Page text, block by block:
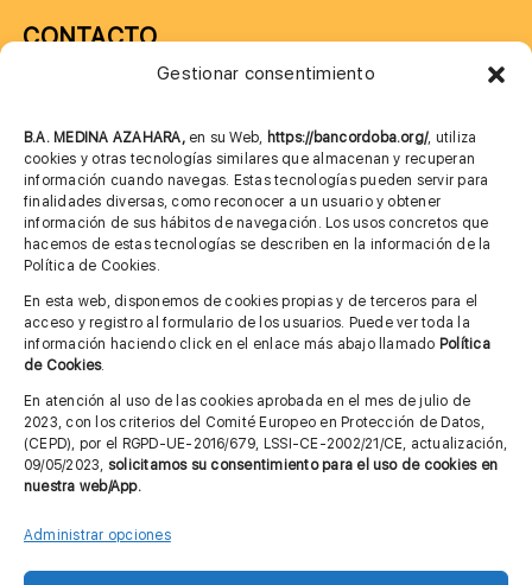
Gestionar consentimiento
B.A. MEDINA AZAHARA, en su Web, https://bancordoba.org/, utiliza
cookies y otras tecnologías similares que almacenan y recuperan
información cuando navegas. Estas tecnologías pueden servir para
finalidades diversas, como reconocer a un usuario y obtener
información de sus hábitos de navegación. Los usos concretos que
hacemos de estas tecnologías se describen en la información de la
Política de Cookies.
En esta web, disponemos de cookies propias y de terceros para el
acceso y registro al formulario de los usuarios. Puede ver toda la
información haciendo click en el enlace más abajo llamado Política
de Cookies.
En atención al uso de las cookies aprobada en el mes de julio de
2023, con los criterios del Comité Europeo en Protección de Datos,
(CEPD), por el RGPD-UE-2016/679, LSSI-CE-2002/21/CE, actualización,
09/05/2023, solicitamos su consentimiento para el uso de cookies en
nuestra web/App.
Administrar opciones
CONTACTO
685 901 226
MÁS INFORMACIÓN
Aviso legal
Política de privacidad
Cita previa FAGA